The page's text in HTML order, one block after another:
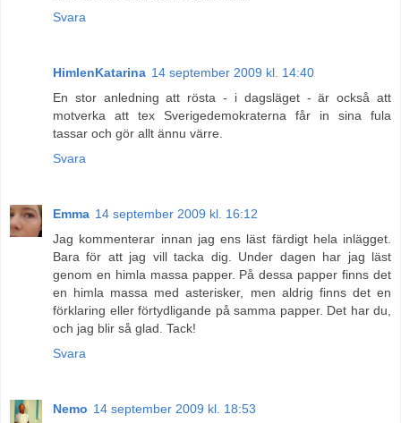
Svara
HimlenKatarina 14 september 2009 kl. 14:40
En stor anledning att rösta - i dagsläget - är också att
motverka att tex Sverigedemokraterna får in sina fula
tassar och gör allt ännu värre.
Svara
Emma 14 september 2009 kl. 16:12
Jag kommenterar innan jag ens läst färdigt hela inlägget.
Bara för att jag vill tacka dig. Under dagen har jag läst
genom en himla massa papper. På dessa papper finns det
en himla massa med asterisker, men aldrig finns det en
förklaring eller förtydligande på samma papper. Det har du,
och jag blir så glad. Tack!
Svara
Nemo 14 september 2009 kl. 18:53